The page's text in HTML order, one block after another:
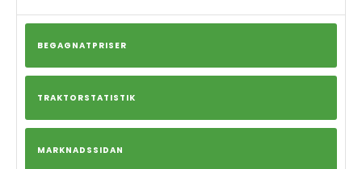
BEGAGNATPRISER
TRAKTORSTATISTIK
MARKNADSSIDAN